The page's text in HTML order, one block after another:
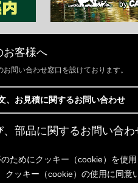
お客様へ
問い合わせ窓口を設けております。
、お見積に関するお問い合わせ
、部品に関するお問い合わ
て承っております。
ためにクッキー（cookie）を使用
ッキー（cookie）の使用に同意